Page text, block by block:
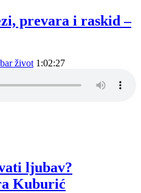
prevara i raskid –
život 1:02:27
ljubav?
Kuburić